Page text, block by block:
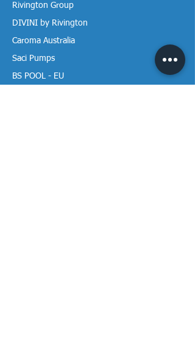
Rivington Group
DIVINI by Rivington
Caroma Australia
Saci Pumps
BS POOL - EU